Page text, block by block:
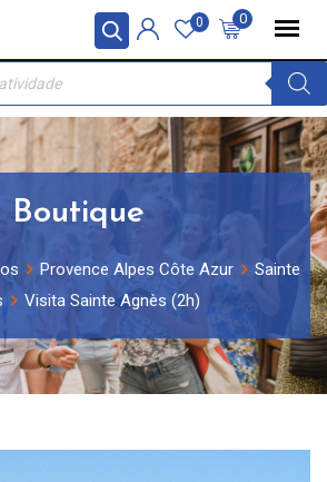
de Cookies 0
0
Boutique
Provence Alpes Côte Azur
Sainte
Visita Sainte Agnès (2h)